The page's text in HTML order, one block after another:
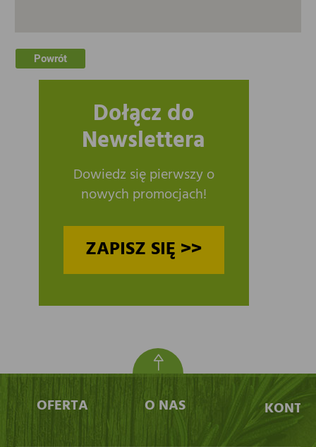
Powrót
Dołącz do
Newslettera
Dowiedz się pierwszy o
nowych promocjach!
ZAPISZ SIĘ >>
OFERTA O NAS